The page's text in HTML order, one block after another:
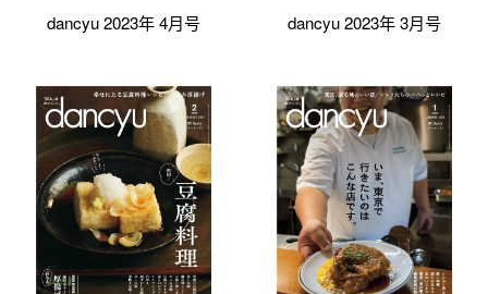
dancyu 2023年 4月号 dancyu 2023年 3月号